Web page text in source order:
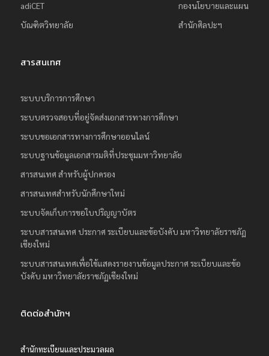
adiCET
บัณฑิตวิทยาลัย
กองนโยบายและแผน
สำนักศิลปะฯ
สารสนเทศ
ระบบบริการการศึกษา
ระบบตรวจสอบที่อยู่จัดส่งเอกสารทางการศึกษา
ระบบขอเอกสารทางการศึกษาออนไลน์
ระบบฐานข้อมูลเอกสารมติที่ประชุมมหาวิทยาลัย
สารสนเทศ สำหรับผู้ปกครอง
สารสนเทศสำหรับนักศึกษาใหม่
ระบบจัดเก็บการขอใบปริญญาบัตร
ระบบสารสนเทศ ประกาศ ระเบียบและข้อบังคับ มหาวิทยาลัยราชภัฏ
เชียงใหม่
ระบบสารสนเทศเพื่อใช้แสดงรายงานข้อมูลประกาศ ระเบียบและข้อ
บังคับ มหาวิทยาลัยราชภัฏเชียงใหม่
ติดต่อสำนักฯ
สำนักทะเบียนและประมวลผล